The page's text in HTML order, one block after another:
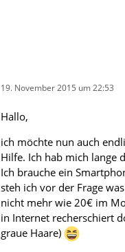
19. November 2015 um 22:53
Hallo,
ich möchte nun auch
Hilfe. Ich hab mich lange
Ich brauche ein
steh ich vor der Frage
nicht mehr wie 20€ im
in Internet recherschiert
graue Haare)